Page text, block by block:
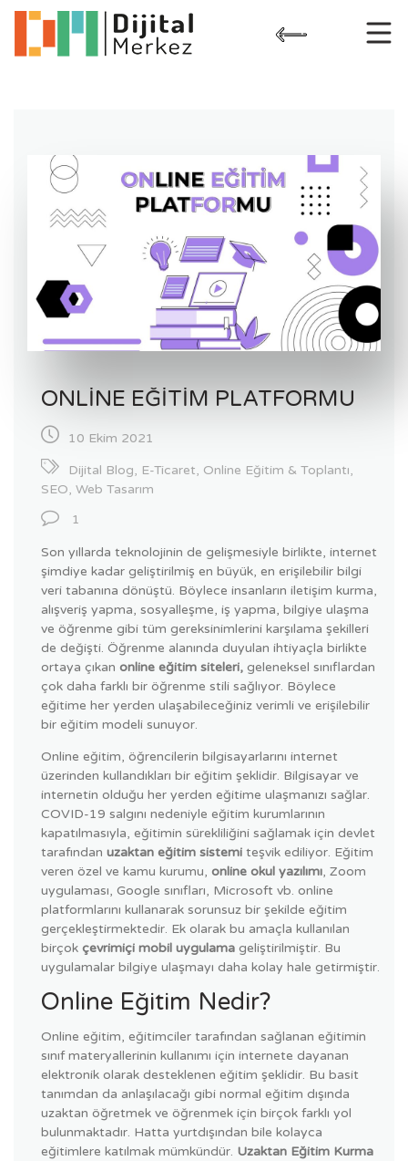
Skip
content
ONLINE EĞITIM PLATFORMU
10 Ekim 2021
Dijital Blog, E-Ticaret, Online Eğitim & Toplantı,
SEO, Web Tasarım
1
Son yıllarda teknolojinin de gelişmesiyle birlikte, internet
şimdiye kadar geliştirilmiş en büyük, en erişilebilir bilgi
veri tabanına dönüştü. Böylece insanların iletişim kurma,
alışveriş yapma, sosyalleşme, iş yapma, bilgiye ulaşma
ve öğrenme gibi tüm gereksinimlerini karşılama şekilleri
de değişti. Öğrenme alanında duyulan ihtiyaçla birlikte
ortaya çıkan online eğitim siteleri, geleneksel sınıflardan
çok daha farklı bir öğrenme stili sağlıyor. Böylece
eğitime her yerden ulaşabileceğiniz verimli ve erişilebilir
bir eğitim modeli sunuyor.
Online eğitim, öğrencilerin bilgisayarlarını internet
üzerinden kullandıkları bir eğitim şeklidir. Bilgisayar ve
internetin olduğu her yerden eğitime ulaşmanızı sağlar.
COVID-19 salgını nedeniyle eğitim kurumlarının
kapatılmasıyla, eğitimin sürekliliğini sağlamak için devlet
tarafından uzaktan eğitim sistemi teşvik ediliyor. Eğitim
veren özel ve kamu kurumu, online okul yazılımı, Zoom
uygulaması, Google sınıfları, Microsoft vb. online
platformlarını kullanarak sorunsuz bir şekilde eğitim
gerçekleştirmektedir. Ek olarak bu amaçla kullanılan
birçok çevrimiçi mobil uygulama geliştirilmiştir. Bu
uygulamalar bilgiye ulaşmayı daha kolay hale getirmiştir.
Online Eğitim Nedir?
Online eğitim, eğitimciler tarafından sağlanan eğitimin
sınıf materyallerinin kullanımı için internete dayanan
elektronik olarak desteklenen eğitim şeklidir. Bu basit
tanımdan da anlaşılacağı gibi normal eğitim dışında
uzaktan öğretmek ve öğrenmek için birçok farklı yol
bulunmaktadır. Hatta yurtdışından bile kolayca
eğitimlere katılmak mümkündür. Uzaktan Eğitim Kurma